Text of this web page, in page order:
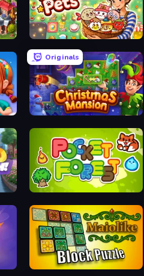
Blackriver Mystery: Hidden Objects Merge Pets
Originals
Christmas Mansion
Pocket Forest
Maiolike Block Puzzle